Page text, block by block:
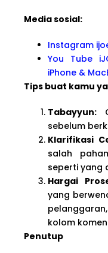
Media sosial:
Instagram
You Tube
iPhone &
Tips buat kamu
Tabayyun:
sebelum
Klarifikasi
salah
seperti yang
Hargai
yang
kolom
Penutup